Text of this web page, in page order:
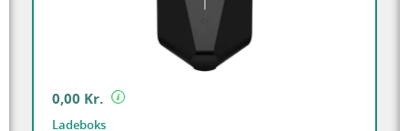
0,00 Kr.
Ladeboks